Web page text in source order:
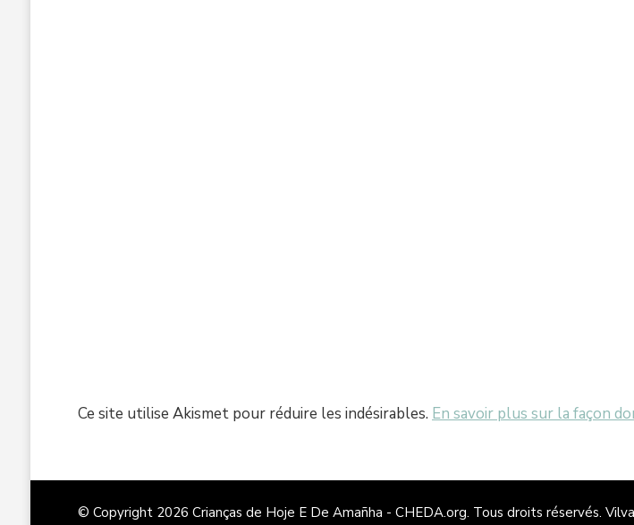
Ce site utilise Akismet pour réduire les indésirables. En savoir plus sur la façon
© Copyright 2026 Crianças de Hoje E De Amañha - CHEDA.org. Tous droits réservés.